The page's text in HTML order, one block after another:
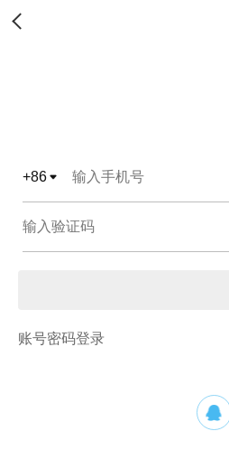
+86
账号密码登录